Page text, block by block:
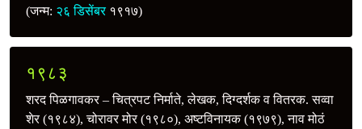
(जन्म: २६ डिसेंबर१९१७)
१९८३
शरद पिळगावकर – चित्रपट निर्माते, लेखक, दिग्दर्शक व वितरक. सव्वा
शेर (१९८४), चोरावर मोर (१९८०), अष्टविनायक (१९७९), नाव मोठं